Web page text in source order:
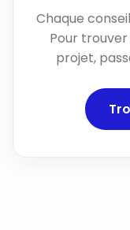
Chaque
Pour
projet,